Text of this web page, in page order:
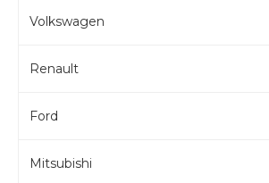
Volkswagen
Renault
Ford
Mitsubishi